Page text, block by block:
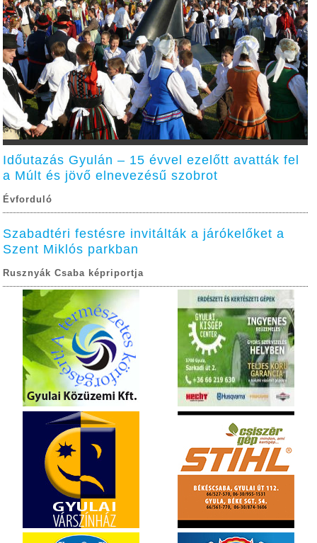
Időutazás Gyulán – 15 évvel ezelőtt avatták fel
a Múlt és jövő elnevezésű szobrot
Évforduló
Szabadtéri festésre invitálták a járókelőket a
Szent Miklós parkban
Rusznyák Csaba képriportja